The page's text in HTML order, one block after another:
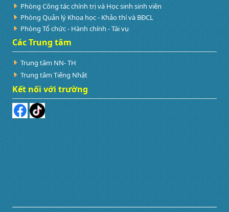
Phòng Công tác chính trị và Học sinh sinh viên
Phòng Quản lý Khoa học - Khảo thí và BĐCL
Phòng Tổ chức - Hành chính - Tài vụ
Các Trung tâm
Trung tâm NN- TH
Trung tâm Tiếng Nhật
Kết nối với trường